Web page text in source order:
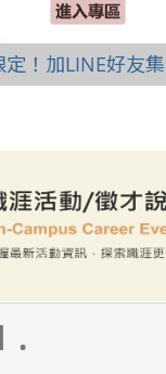
！加LINE好友集
․